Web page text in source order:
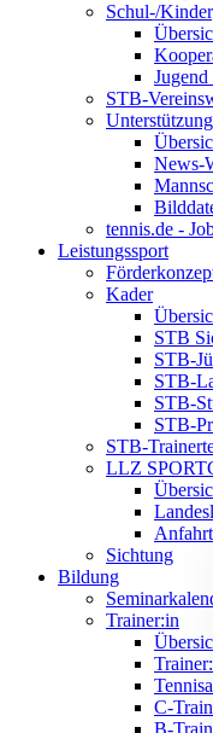
Schul-/
STB-
News-
tennis.de -
Leistungssport
Kader
STB
STB-
STB-
STB-
STB-
STB-
LLZ
Anfahrt
Sichtung
Bildung
Trainer:in
C-
B-